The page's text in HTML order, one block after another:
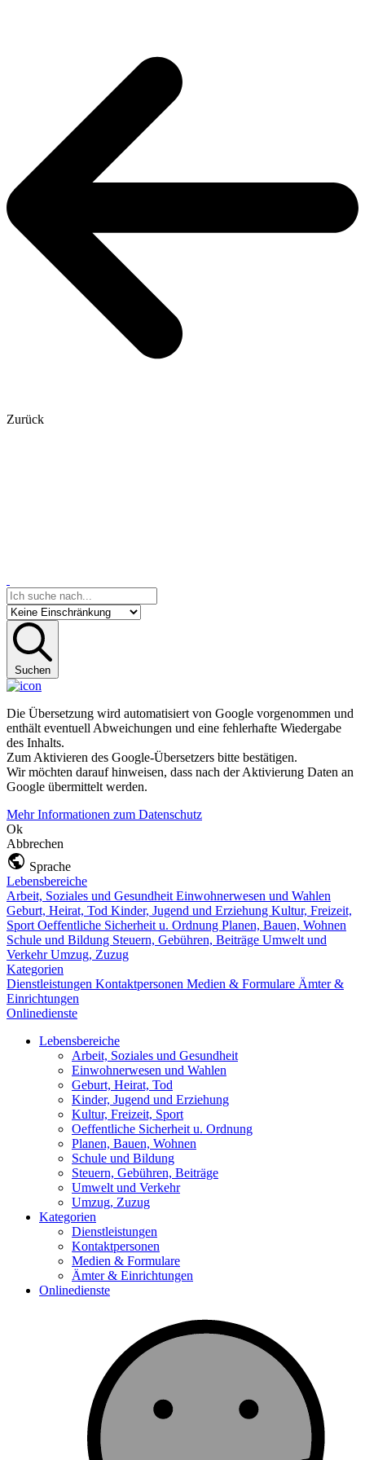
Zurück
Suchen
Die Übersetzung wird automatisiert von Google vorgenommen und
enthält eventuell Abweichungen und eine fehlerhafte Wiedergabe
des Inhalts.
Zum Aktivieren des Google-Übersetzers bitte bestätigen.
Wir möchten darauf hinweisen, dass nach der Aktivierung Daten an
Google übermittelt werden.
Mehr Informationen zum Datenschutz
Ok
Abbrechen
Sprache
Lebensbereiche
Arbeit, Soziales und Gesundheit Einwohnerwesen und Wahlen
Geburt, Heirat, Tod Kinder, Jugend und Erziehung Kultur, Freizeit,
Sport Oeffentliche Sicherheit u. Ordnung Planen, Bauen, Wohnen
Schule und Bildung Steuern, Gebühren, Beiträge Umwelt und
VerkehrUmzug, Zuzug
Kategorien
Dienstleistungen Kontaktpersonen Medien & Formulare Ämter &
Einrichtungen
Onlinedienste
Lebensbereiche
Arbeit, Soziales und Gesundheit
Einwohnerwesen und Wahlen
Geburt, Heirat, Tod
Kinder, Jugend und Erziehung
Kultur, Freizeit, Sport
Oeffentliche Sicherheit u. Ordnung
Planen, Bauen, Wohnen
Schule und Bildung
Steuern, Gebühren, Beiträge
Umwelt und Verkehr
Umzug, Zuzug
Kategorien
Dienstleistungen
Kontaktpersonen
Medien & Formulare
Ämter & Einrichtungen
Onlinedienste